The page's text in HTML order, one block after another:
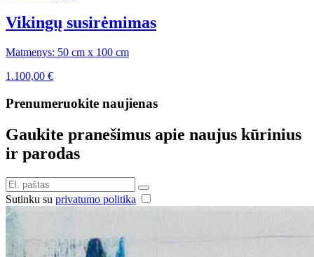
Vikingų susirėmimas
Matmenys: 50 cm x 100 cm
1.100,00 €
Prenumeruokite naujienas
Gaukite pranešimus apie naujus kūrinius
ir parodas
Sutinku su privatumo politika